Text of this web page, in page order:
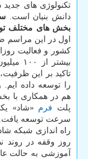
تکنولوژی های جدید
دانش بنیان است.
بخش های مختلف
اول در این مراسم
بیشتر
تاکید بر این
را توسعه داده
هم در همکاری با
پلت فرم «شاد»
سرعت توسعه یافت.
راه اندازی شبکه
روز وقفه در روند
آموزشی به حالت